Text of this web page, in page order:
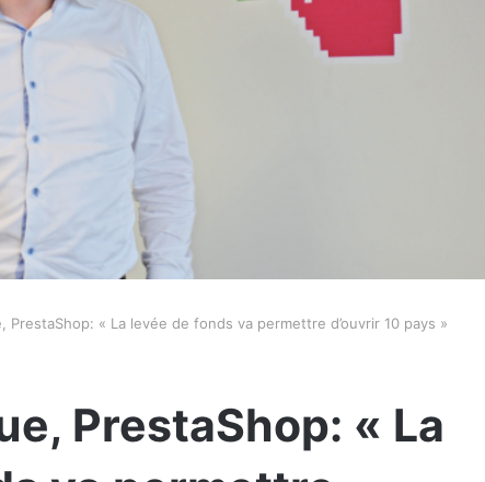
PrestaShop: « La levée de fonds va permettre d’ouvrir 10 pays »
PrestaShop: « La